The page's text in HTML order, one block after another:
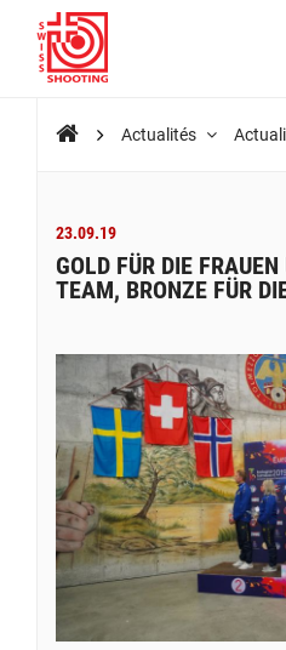
Actualités
23.09.19
GOLD FÜR DIE
TEAM, BRONZE FÜR